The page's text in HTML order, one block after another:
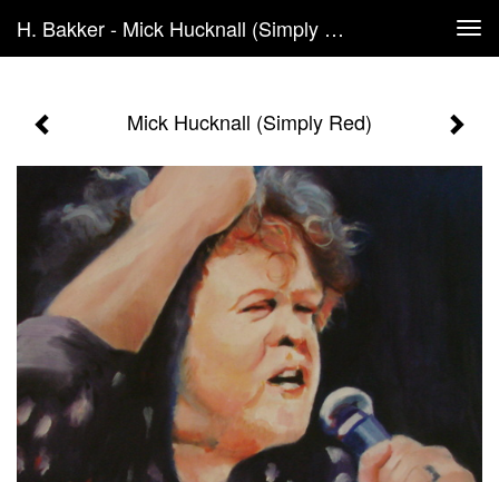
H. Bakker - Mick Hucknall (Simply Red)
Mick Hucknall (Simply Red)